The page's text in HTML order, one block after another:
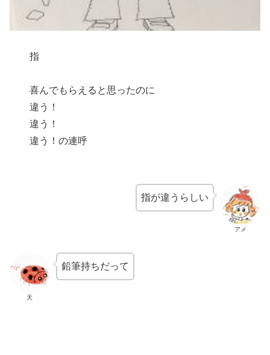
指
喜んでもらえると思ったのに
違う！
違う！
違う！の連呼
アメ
指が違うらしい
天
鉛筆持ちだって